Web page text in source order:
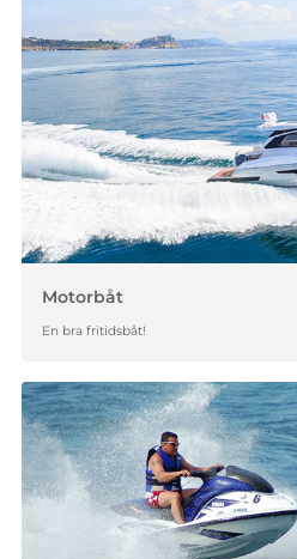
Motorbåt
En bra fritidsbåt!